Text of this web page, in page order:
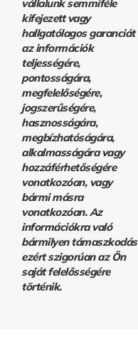
vállalunk semmiféle
kifejezett vagy
hallgatólagos garanciát
az információk
teljességére,
pontosságára,
megfelelőségére,
jogszerűségére,
hasznosságára,
megbízhatóságára,
alkalmasságára vagy
hozzáférhetőségére
vonatkozóan, vagy
bármi másra
vonatkozóan. Az
információkra való
bármilyen támaszkodás
ezért szigorúan az Ön
saját felelősségére
történik.